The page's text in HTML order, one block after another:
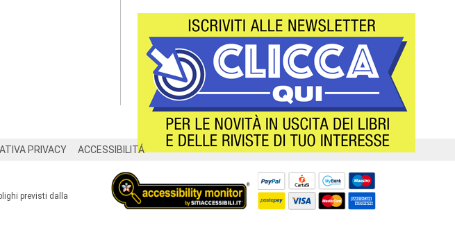
PRIVACY ACCESSIBILITÁ
previsti dalla